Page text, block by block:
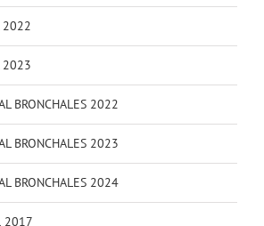
2022
2023
BRONCHALES 2022
BRONCHALES 2023
BRONCHALES 2024
2017